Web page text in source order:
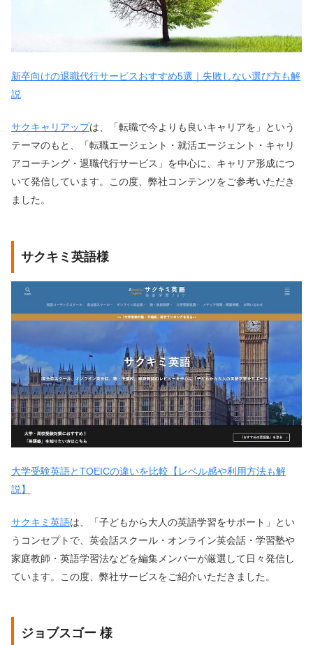
新卒向けの退職代行サービスおすすめ5選｜失敗しない選び方も解
説
サクキャリアップは、「転職で今よりも良いキャリアを」という
テーマのもと、「転職エージェント・就活エージェント・キャリ
アコーチング・退職代行サービス」を中心に、キャリア形成につ
いて発信しています。この度、弊社コンテンツをご参考いただき
ました。
サクキミ英語様
大学受験英語とTOEICの違いを比較【レベル感や利用方法も解
説】
サクキミ英語は、「子どもから大人の英語学習をサポート」とい
うコンセプトで、英会話スクール・オンライン英会話・学習塾や
家庭教師・英語学習法などを編集メンバーが厳選して日々発信し
ています。この度、弊社サービスをご紹介いただきました。
ジョブスゴー 様